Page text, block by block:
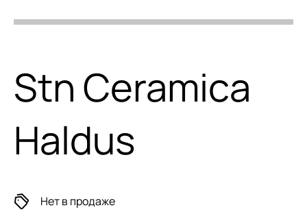
Stn Ceramica
Haldus
Нет в продаже